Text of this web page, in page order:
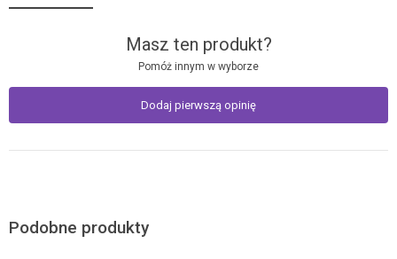
Masz ten produkt?
Pomóż innym w wyborze
Dodaj pierwszą opinię
Podobne produkty